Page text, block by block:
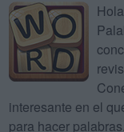
interesante en el
para hacer